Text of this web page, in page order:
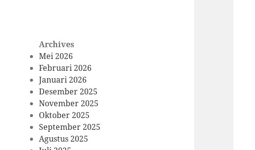
Archives
Mei 2026
Februari 2026
Januari 2026
Desember 2025
November 2025
Oktober 2025
September 2025
Agustus 2025